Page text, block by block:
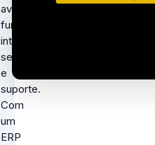
avaliar
funcionalidades,
integração,
segurança
e
suporte.
Com
um
ERP